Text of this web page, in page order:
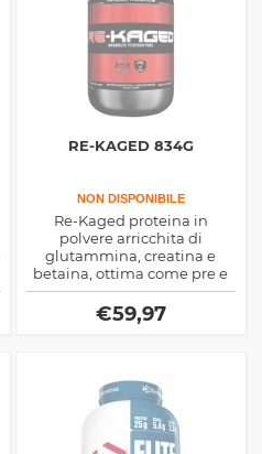
RE-KAGED 834G
NON DISPONIBILE
Re-Kaged proteina in
polvere arricchita di
glutammina, creatina e
betaina, ottima come pre e
post allenamento anabolico
e di sostegno al recupero
anche energetico resistivo
€59,97